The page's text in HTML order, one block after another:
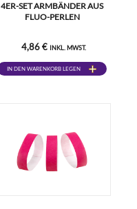
4ER-SET ARMBÄNDER AUS
FLUO-PERLEN
4,86 € INKL. MWST.
IN DEN WARENKORB LEGEN